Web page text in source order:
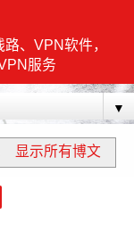
、VPN软件，
服务
▼
显示所有博文